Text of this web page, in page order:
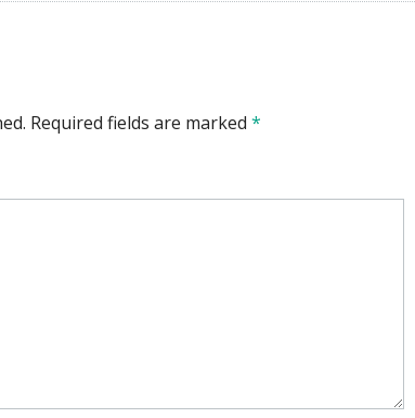
Required fields are marked *